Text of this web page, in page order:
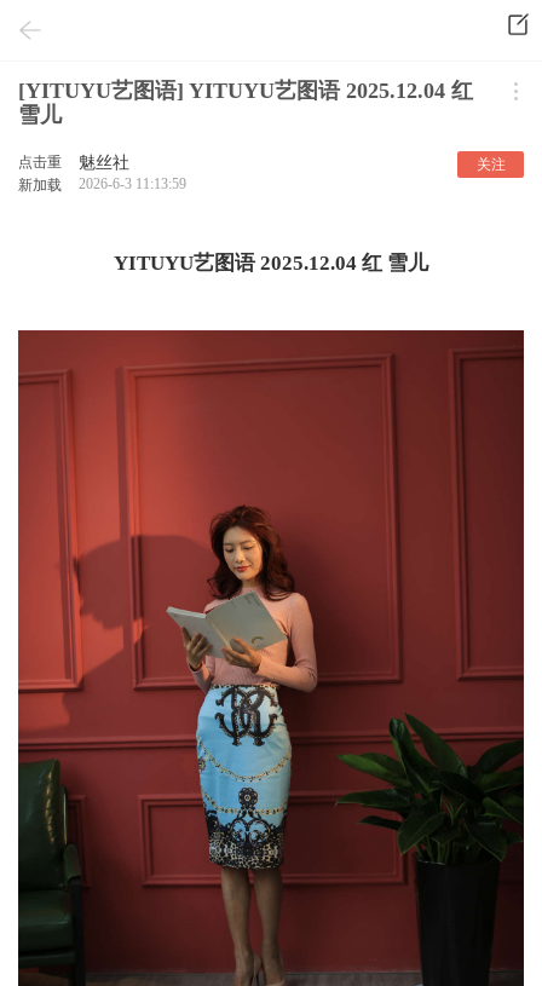
[YITUYU艺图语] YITUYU艺图语 2025.12.04 红
雪儿
点击重
新加载
魅丝社
2026-6-3 11:13:59
关注
YITUYU艺图语 2025.12.04 红 雪儿